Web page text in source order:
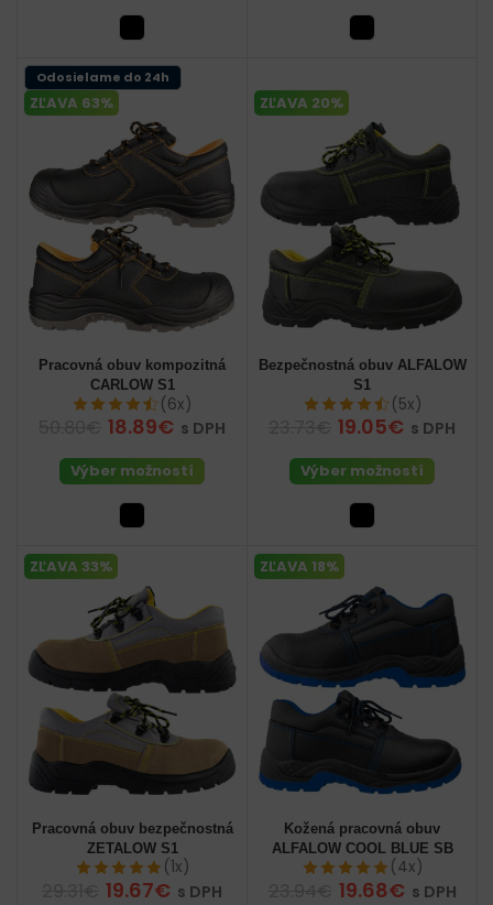
ZĽAVA 63%
Odosielame do 24h
Pracovná obuv kompozitná
CARLOW S1
(6x)
18.89€ s DPH
Výber možností
ZĽAVA 20%
Bezpečnostná obuv ALFALOW
S1
(5x)
19.05€ s DPH
Výber možností
ZĽAVA 33%
Pracovná obuv bezpečnostná
ZETALOW S1
(1x)
19.67€ s DPH
ZĽAVA 18%
Kožená pracovná obuv
ALFALOW COOL BLUE SB
(4x)
19.68€ s DPH